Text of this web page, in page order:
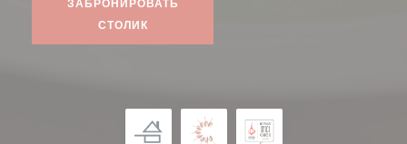
ЗАБРОНИРОВАТЬ
СТОЛИК